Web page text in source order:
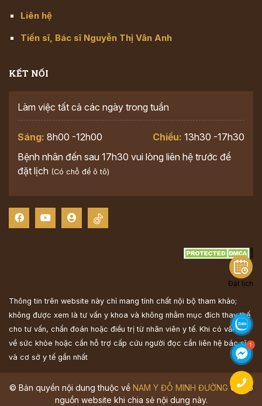
Liên hệ
Tiến sĩ, Bác sĩ Nguyễn Thị Vân Anh
KẾT NỐI
Làm việc tất cả các ngày trong tuần
Sáng: 8h00 -12h00 Chiều: 13h30 -17h30
Bệnh nhân đến sau 17h30 vui lòng liên hệ trước để
đặt lịch (Có chỗ để ô tô)
Thông tin trên website này chỉ mang tính chất nội bộ tham khảo;
không được xem là tư vấn y khoa và không nhằm mục đích thay thế
cho tư vấn, chẩn đoán hoặc điều trị từ nhân viên y tế. Khi có vấn đề
về sức khỏe hoặc cần hỗ trợ cấp cứu người đọc cần liên hệ bác sĩ
và cơ sở y tế gần nhất
© Bản quyền nội dung thuộc về NAM Y ĐỖ MINH ĐƯỜNG Ghi rõ
nguồn website khi chia sẻ nội dung này.
Đặt lịch